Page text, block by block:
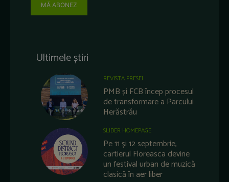
MĂ ABONEZ
Ultimele știri
REVISTA PRESEI
PMB și FCB încep procesul
de transformare a Parcului
Herăstrău
SLIDER HOMEPAGE
Pe 11 și 12 septembrie,
cartierul Floreasca devine
un festival urban de muzică
clasică în aer liber